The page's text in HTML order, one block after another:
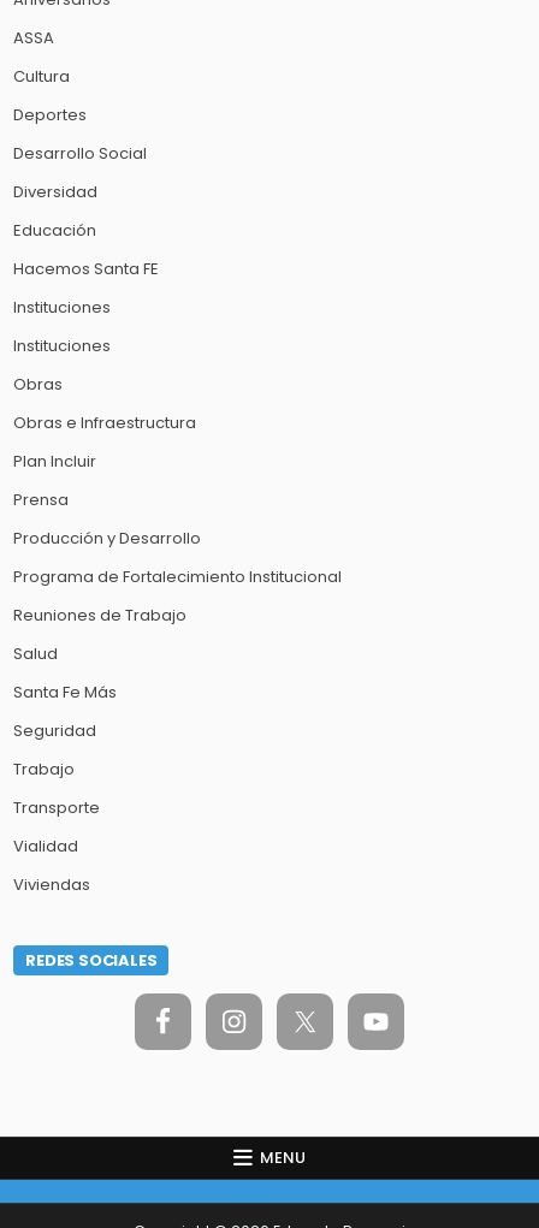
ASSA
Cultura
Deportes
Desarrollo Social
Diversidad
Educación
Hacemos Santa FE
Instituciones
Instituciones
Obras
Obras e Infraestructura
Plan Incluir
Prensa
Producción y Desarrollo
Programa de Fortalecimiento Institucional
Reuniones de Trabajo
Salud
Santa Fe Más
Seguridad
Trabajo
Transporte
Vialidad
Viviendas
REDES SOCIALES
MENU